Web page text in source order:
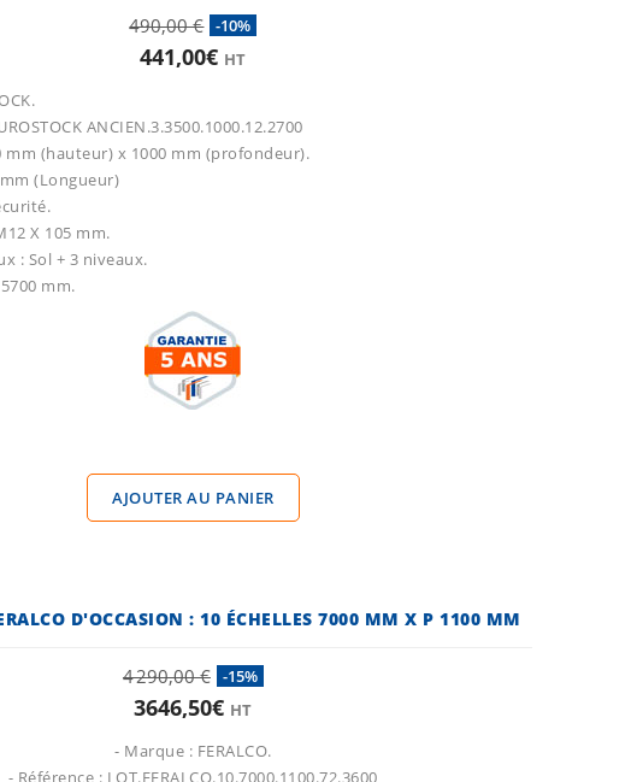
490,00 € -10%
441,00€ HT
ANCIEN.3.3500.1000.12.2700
mm (hauteur) x 1000 mm (profondeur).
(Longueur)
X 105 mm.
: Sol + 3 niveaux.
mm.
AJOUTER AU PANIER
D'OCCASION : 10 ÉCHELLES 7000 MM X P 1100 MM
4 290,00 € -15%
3646,50€ HT
- Marque : FERALCO.
- Référence : LOT.FERALCO.10.7000.1100.72.3600